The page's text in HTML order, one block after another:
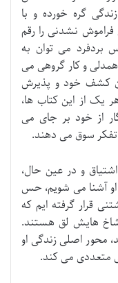
گره خورده و با
فراموش نشدنی را رقم
بردفرد می توان به
همدلی و کار گروهی می
کشف خود و پذیرش
یک از این کتاب ها،
از خود بر جای می
تفکر سوق می دهند.
و در عین حال،
او آشنا می شویم، حس
قرار گرفته ایم که
هایش لق هستند.
محور اصلی زندگی او
متعددی می کند.